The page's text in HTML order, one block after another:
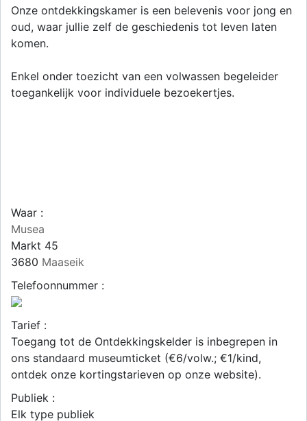
Onze ontdekkingskamer is een belevenis voor jong en
oud, waar jullie zelf de geschiedenis tot leven laten
komen.
Enkel onder toezicht van een volwassen begeleider
toegankelijk voor individuele bezoekertjes.
Waar :
Musea
Markt 45
3680 Maaseik
Telefoonnummer :
Tarief :
Toegang tot de Ontdekkingskelder is inbegrepen in
ons standaard museumticket (€6/volw.; €1/kind,
ontdek onze kortingstarieven op onze website).
Publiek :
Elk type publiek